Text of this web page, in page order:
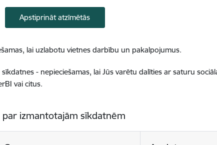
Apstiprināt atzīmētās
lai uzlabotu vietnes darbību un pakalpojumus.
- nepieciešamas, lai Jūs varētu dalīties ar saturu
vai citus.
izmantotajām sīkdatnēm